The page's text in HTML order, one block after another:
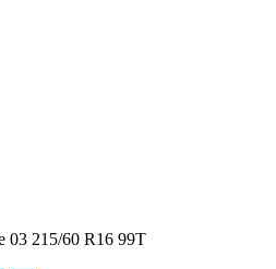
215/60 R16 99T